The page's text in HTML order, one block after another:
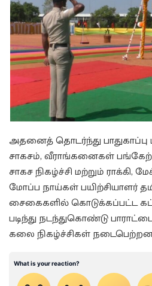
அதனைத் தொடர்ந்து
சாகசம், வீராங்கனைகள்
சாகச நிகழ்ச்சி மற்றும் ராக்கி,
மோப்ப நாய்கள் பயிற்சியாளர்
சைகைகளில் கொடுக்கப்பட்ட
படிந்து நடந்துகொண்டு
கலை நிகழ்ச்சிகள்